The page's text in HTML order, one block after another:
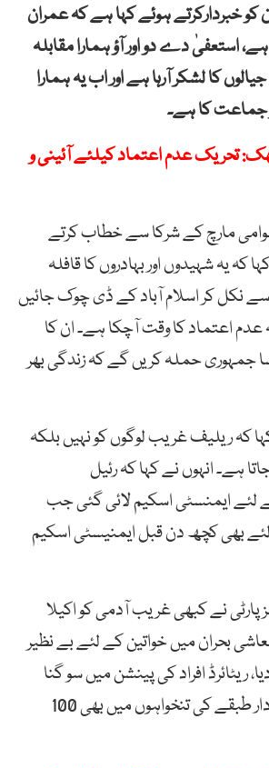
کو خبردارکرتے ہوئے کہا ہے کہ عمران
استعفیٰ دے دو اور آؤ ہمارا مقابلہ
کا لشکر آرہا ہے اور اب یہ ہمارا
جماعت کا ہے۔
تحریک عدم اعتماد کیلئے آئینی و
مارچ کے شرکا سے خطاب کرتے
کہ یہ شہیدوں اور بہادروں کا قافلہ
نکل کر اسلام آباد کے ڈی چوک جائیں
عدم اعتماد کا وقت آچکا ہے۔ ان کا
جمہوری حملہ کریں گے کہ زندگی بھر
کہ ریلیف غریب لوگوں کو نہیں بلکہ
ہے۔ انہوں نے کہا کہ رئیل
لئے ایمنسٹی اسکیم لائی گئی جب
بھی کچھ دن قبل ایمنیسٹی اسکیم
پارٹی نے کبھی غریب آدمی کو اکیلا
بحران میں خواتین کے لئے بے نظیر
ریٹائرڈ افراد کی پینشن میں سو گنا
اضافہ کیا اور تنخواہ دار طبقے کی تنخواہوں میں بھی 100